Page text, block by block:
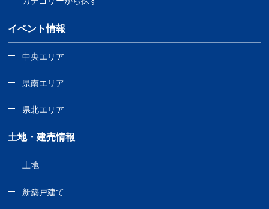
イベント情報
中央エリア
県南エリア
県北エリア
土地・建売情報
土地
新築戸建て